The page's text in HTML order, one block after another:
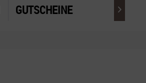
GUTSCHEINE 